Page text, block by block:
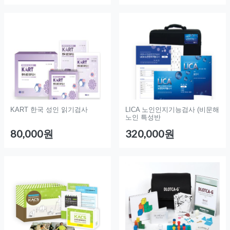
KART 한국 성인 읽기검사
80,000원
LICA 노인인지기능검사 (비문해
노인 특성반
320,000원